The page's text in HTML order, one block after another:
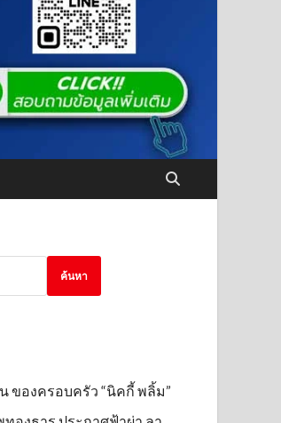
ค้นหา
ของครอบครัว “นิคกี้ พลิ้ม”